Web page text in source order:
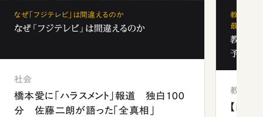
なぜ「フジテレビ」は間違えるのか
なぜ「フジテレビ」は間違えるのか
社会
橋本愛に「ハラスメント」報道 独白100
分 佐藤二朗が語った「全真相」
教育の地
最新勢力
教育の
予備校
教育
【四